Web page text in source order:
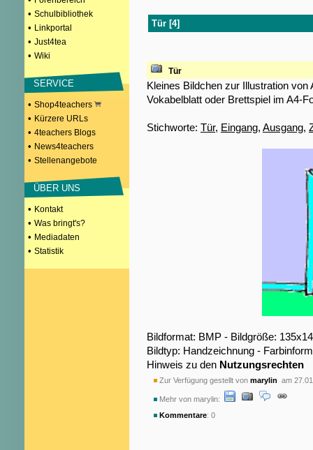
• Schulbibliothek
• Linkportal
• Just4tea
• Wiki
SERVICE
• Shop4teachers
• Kürzere URLs
• 4teachers Blogs
• News4teachers
• Stellenangebote
ÜBER UNS
• Kontakt
• Was bringt's?
• Mediadaten
• Statistik
Tür [4]
Tür
Kleines Bildchen zur Illustration
Vokabelblatt oder Brettspiel im A4-
Stichworte: Tür, Eingang, Ausgang,
Bildformat: BMP - Bildgröße:
Bildtyp: Handzeichnung -
Hinweis zu den Nutzungsrechten
Zur Verfügung gestellt von marylin am
Mehr von marylin:
Kommentare: 0